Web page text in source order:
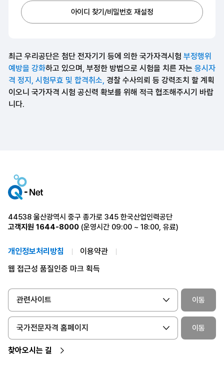
아이디 찾기/비밀번호 재설정
최근 우리공단은 첨단 전자기기 등에 의한 국가자격시험 부정행위
예방을 강화하고 있으며, 부정한 방법으로 시험을 치른 자는 응시자
격 정지, 시험무효 및 합격취소, 경찰 수사의뢰 등 강력조치 할 계획
이오니 국가자격 시험 공신력 확보를 위해 적극 협조해주시기 바랍
니다.
44538 울산광역시 중구 종가로 345 한국산업인력공단
고객지원 1644-8000 (운영시간 09:00 ~ 18:00, 유료)
개인정보처리방침
이용약관
웹 접근성 품질인증 마크 획득
관련사이트 이동
국가전문자격 홈페이지 이동
찾아오시는 길